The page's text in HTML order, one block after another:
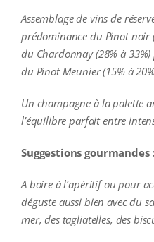
Assemblage de vins de
prédominance du Pinot noir
du Chardonnay (28% à 33%)
du Pinot Meunier (15% à
Un champagne à la palette
l’équilibre parfait entre
Suggestions gourmandes
A boire à l’apéritif ou pour
déguste aussi bien avec du
mer, des tagliatelles, des